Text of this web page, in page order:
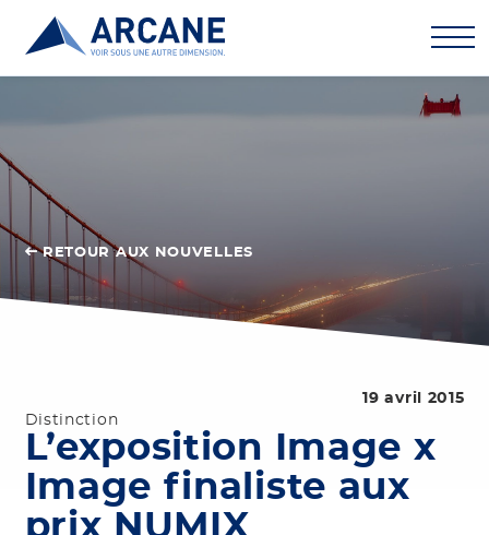
RETOUR AUX NOUVELLES
19 avril 2015
Distinction
L’exposition Image x
Image finaliste aux
prix NUMIX